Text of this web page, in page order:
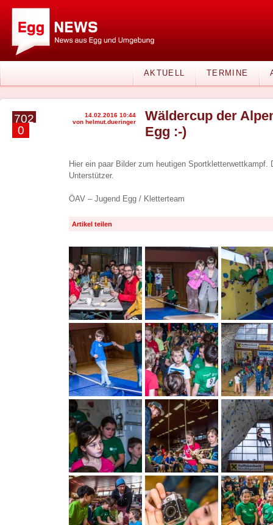
AKTUELL TERMINE
702
0
14.02.2016 10:44
von helmut.dueringer
Wäldercup der
Egg :-)
Hier ein paar Bilder zum heutigen Sportkletterwettkampf.
Unterstützer.
ÖAV – Jugend Egg / Kletterteam
Artikel teilen